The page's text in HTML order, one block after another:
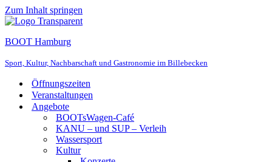
Zum Inhalt springen
BOOT Hamburg
Sport, Kultur, Nachbarschaft und Gastronomie im Billebecken
Öffnungszeiten
Veranstaltungen
Angebote
BOOTsWagen-Café
KANU – und SUP – Verleih
Wassersport
Kultur